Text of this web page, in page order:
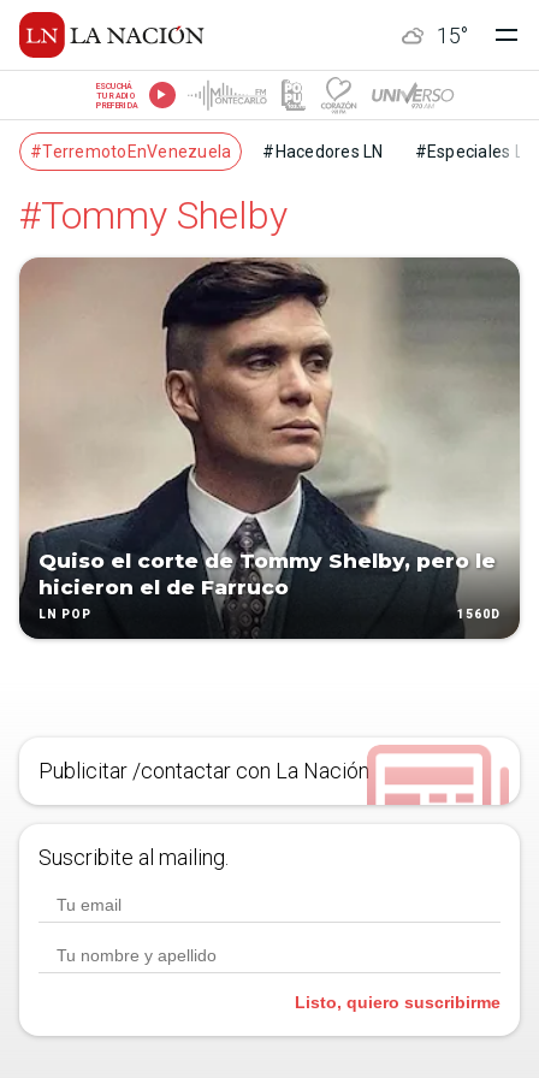
15°
ESCUCHÁ
TU RADIO
PREFERIDA
#TerremotoEnVenezuela #Hacedores LN #Especiales LN
#Tommy Shelby
Quiso el corte de Tommy Shelby, pero le
hicieron el de Farruco
LN POP 1560D
Publicitar /contactar con La Nación
Suscribite al mailing.
Listo, quiero suscribirme